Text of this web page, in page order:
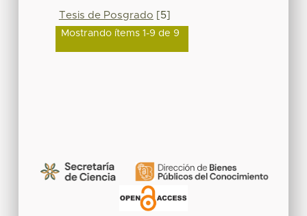
Tesis de Posgrado [5]
Mostrando ítems 1-9 de 9